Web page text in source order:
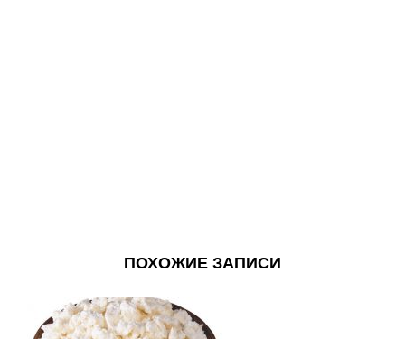
ПОХОЖИЕ ЗАПИСИ